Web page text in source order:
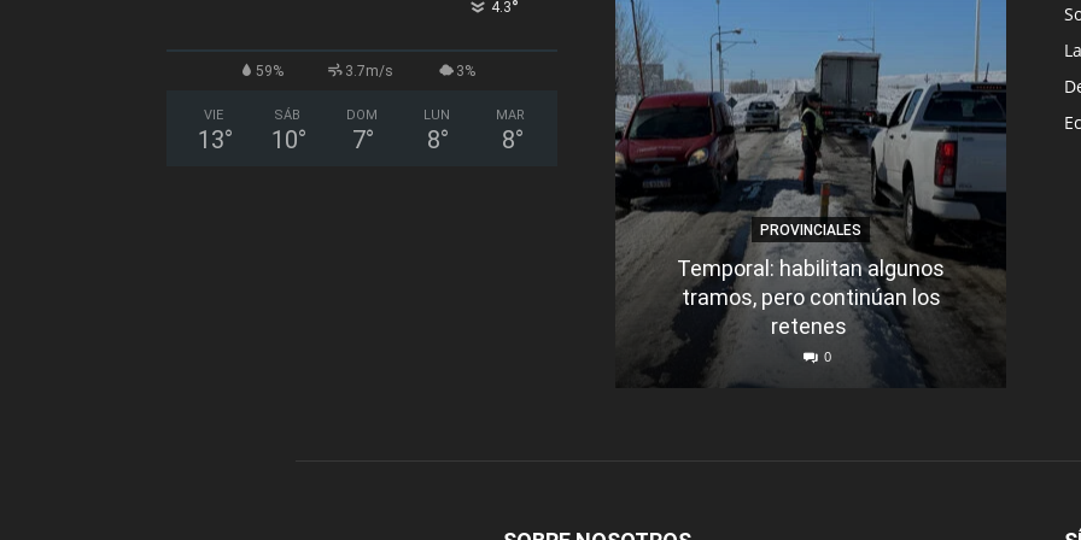
4.3°
59% 3.7m/s 3%
VIE
13°
SÁB
10°
DOM
7°
LUN
8°
MAR
8°
PROVINCIALES
Temporal: habilitan algunos
tramos, pero continúan los
retenes
0